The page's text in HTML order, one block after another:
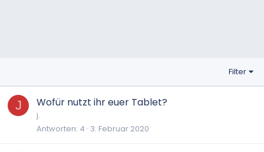
Filter
J Wofür nutzt ihr euer Tablet?
j.
Antworten 4 3. Februar 2020